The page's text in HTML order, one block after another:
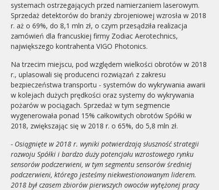
systemach ostrzegających przed namierzaniem laserowym.
Sprzedaż detektorów do branży zbrojeniowej wzrosła w 2018
r. aż o 69%, do 8,1 mln zł, o czym przesądziła realizacja
zamówień dla francuskiej firmy Zodiac Aerotechnics,
największego kontrahenta VIGO Photonics.
Na trzecim miejscu, pod względem wielkości obrotów w 2018
r., uplasowali się producenci rozwiązań z zakresu
bezpieczeństwa transportu - systemów do wykrywania awarii
w kolejach dużych prędkości oraz systemy do wykrywania
pożarów w pociągach. Sprzedaż w tym segmencie
wygenerowała ponad 15% całkowitych obrotów Spółki w
2018, zwiększając się w 2018 r. o 65%, do 5,8 mln zł.
- Osiągnięte w 2018 r. wyniki potwierdzają słuszność strategii
rozwoju Spółki i bardzo duży potencjału wzrostowego rynku
sensorów podczerwieni, w tym segmentu sensorów średniej
podczerwieni, którego jesteśmy niekwestionowanym liderem.
2018 był czasem zbiorów pierwszych owoców wytężonej pracy